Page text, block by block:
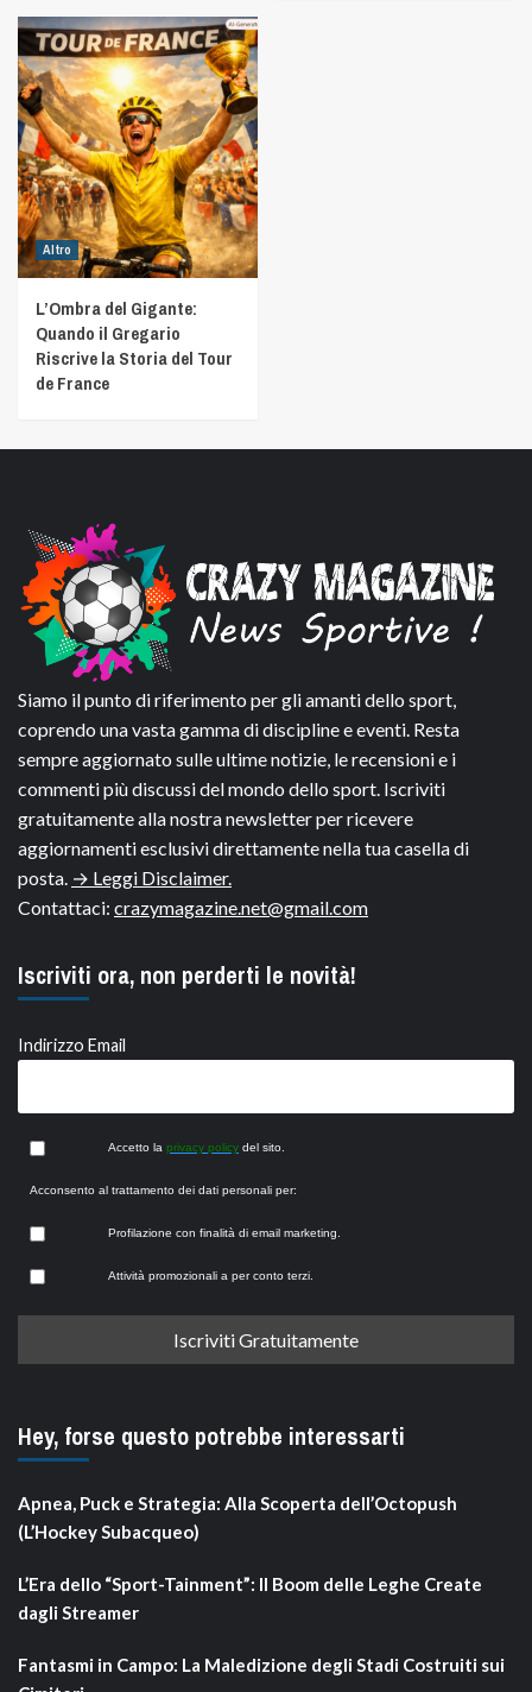
Altro
L’Ombra del Gigante:
Quando il Gregario
Riscrive la Storia del Tour
de France
Siamo il punto di riferimento per gli amanti dello sport,
coprendo una vasta gamma di discipline e eventi. Resta
sempre aggiornato sulle ultime notizie, le recensioni e i
commenti più discussi del mondo dello sport. Iscriviti
gratuitamente alla nostra newsletter per ricevere
aggiornamenti esclusivi direttamente nella tua casella di
posta. → Leggi Disclaimer.
Contattaci: crazymagazine.net@gmail.com
Iscriviti ora, non perderti le novità!
Indirizzo Email
Accetto la privacy policy del sito.
Acconsento al trattamento dei dati personali per:
Profilazione con finalità di email marketing.
Attività promozionali a per conto terzi.
Hey, forse questo potrebbe interessarti
Apnea, Puck e Strategia: Alla Scoperta dell’Octopush
(L’Hockey Subacqueo)
L’Era dello “Sport-Tainment”: Il Boom delle Leghe Create
dagli Streamer
Fantasmi in Campo: La Maledizione degli Stadi Costruiti sui